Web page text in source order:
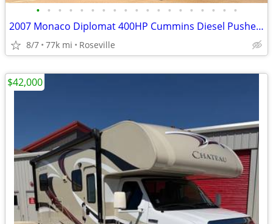
• • • • • • • • • • • • • • • • • • •
2007 Monaco Diplomat 400HP Cummins Diesel Pusher w/3 Slide Outs!
8/7 77k mi Roseville
$42,000